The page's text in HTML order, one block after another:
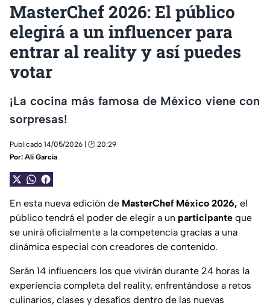
MasterChef 2026: El público
elegirá a un influencer para
entrar al reality y así puedes
votar
¡La cocina más famosa de México viene con
sorpresas!
Publicado 14/05/2026 | 🕑 20:29
Por: Alí García
En esta nueva edición de MasterChef México 2026, el
público tendrá el poder de elegir a un participante que
se unirá oficialmente a la competencia gracias a una
dinámica especial con creadores de contenido.
Serán 14 influencers los que vivirán durante 24 horas la
experiencia completa del reality, enfrentándose a retos
culinarios, clases y desafíos dentro de las nuevas